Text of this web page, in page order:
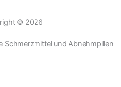
© 2026
Schmerzmittel und Abnehmpillen